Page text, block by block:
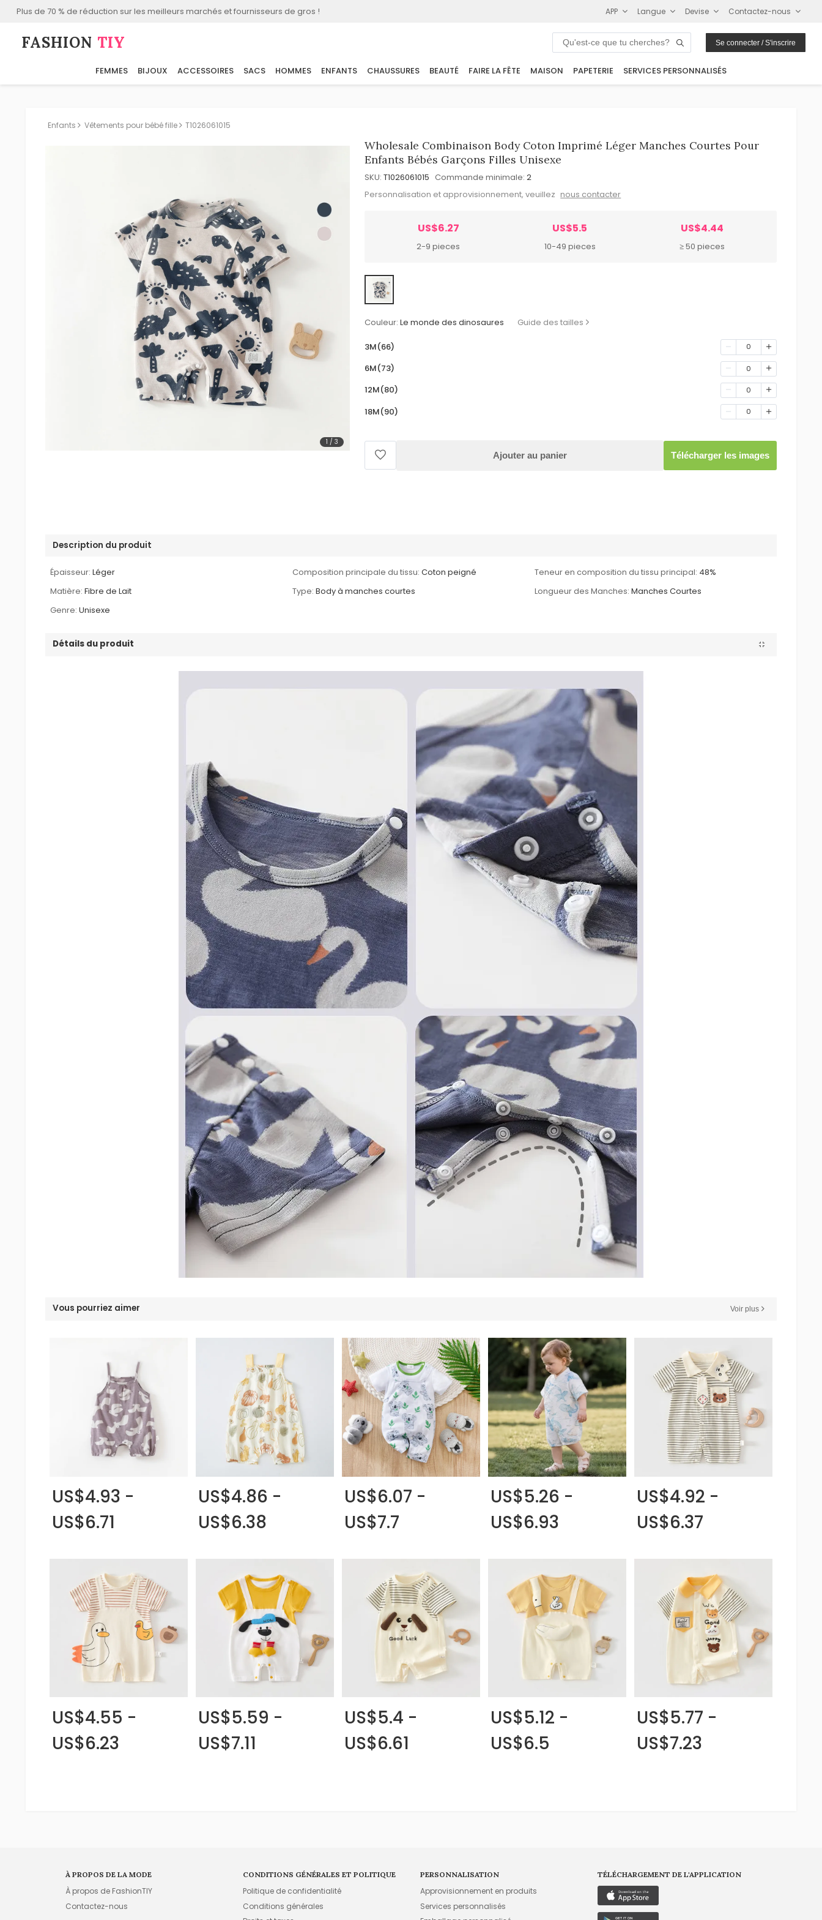
Plus de 70 % de réduction sur les meilleurs marchés et fournisseurs de gros ! APP Langue Devise Contactez-nous
FASHION⁠ TIY Se connecter / S'inscrire
FEMMES BIJOUX ACCESSOIRES SACS HOMMES ENFANTS CHAUSSURES BEAUTÉ FAIRE LA FÊTE MAISON PAPETERIE SERVICES PERSONNALISÉS
Enfants Vêtements pour bébé fille T1026061015
1 / 3
Wholesale Combinaison Body Coton Imprimé Léger Manches Courtes Pour
Enfants Bébés Garçons Filles Unisexe
SKU: T1026061015 Commande minimale: 2
Personnalisation et approvisionnement, veuillez nous contacter
US$6.27
2-9 pieces
US$5.5
10-49 pieces
US$4.44
≥ 50 pieces
Couleur: Le monde des dinosaures Guide des tailles
3M(66) 0
6M(73) 0
12M(80) 0
18M(90) 0
Ajouter au panier Télécharger les images
Description du produit
Épaisseur: Léger Composition principale du tissu: Coton peigné Teneur en composition du tissu principal: 48%
Matière: Fibre de Lait Type: Body à manches courtes Longueur des Manches: Manches Courtes
Genre: Unisexe
Détails du produit
Vous pourriez aimer Voir plus
US$4.93 -
US$6.71
US$4.86 -
US$6.38
US$6.07 -
US$7.7
US$5.26 -
US$6.93
US$4.92 -
US$6.37
US$4.55 -
US$6.23
US$5.59 -
US$7.11
US$5.4 -
US$6.61
US$5.12 -
US$6.5
US$5.77 -
US$7.23
À PROPOS DE LA MODE
À propos de FashionTIY
Contactez-nous
CONDITIONS GÉNÉRALES ET POLITIQUE
Politique de confidentialité
Conditions générales
PERSONNALISATION
Approvisionnement en produits
Services personnalisés
TÉLÉCHARGEMENT DE L'APPLICATION